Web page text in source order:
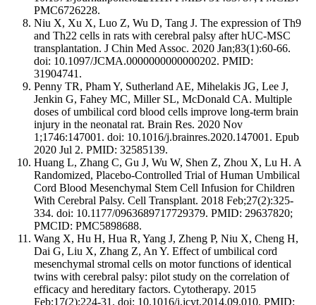
PMC6726228.
Niu X, Xu X, Luo Z, Wu D, Tang J. The expression of Th9
and Th22 cells in rats with cerebral palsy after hUC-MSC
transplantation. J Chin Med Assoc. 2020 Jan;83(1):60-66.
doi: 10.1097/JCMA.0000000000000202. PMID:
31904741.
Penny TR, Pham Y, Sutherland AE, Mihelakis JG, Lee J,
Jenkin G, Fahey MC, Miller SL, McDonald CA. Multiple
doses of umbilical cord blood cells improve long-term brain
injury in the neonatal rat. Brain Res. 2020 Nov
1;1746:147001. doi: 10.1016/j.brainres.2020.147001. Epub
2020 Jul 2. PMID: 32585139.
Huang L, Zhang C, Gu J, Wu W, Shen Z, Zhou X, Lu H. A
Randomized, Placebo-Controlled Trial of Human Umbilical
Cord Blood Mesenchymal Stem Cell Infusion for Children
With Cerebral Palsy. Cell Transplant. 2018 Feb;27(2):325-
334. doi: 10.1177/0963689717729379. PMID: 29637820;
PMCID: PMC5898688.
Wang X, Hu H, Hua R, Yang J, Zheng P, Niu X, Cheng H,
Dai G, Liu X, Zhang Z, An Y. Effect of umbilical cord
mesenchymal stromal cells on motor functions of identical
twins with cerebral palsy: pilot study on the correlation of
efficacy and hereditary factors. Cytotherapy. 2015
Feb;17(2):224-31. doi: 10.1016/j.jcyt.2014.09.010. PMID: